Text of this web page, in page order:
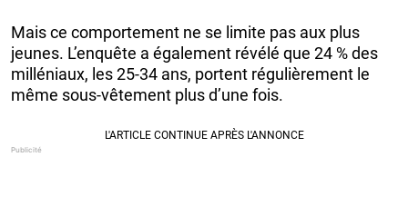
Mais ce comportement ne se limite pas aux plus
jeunes. L’enquête a également révélé que 24 % des
milléniaux, les 25-34 ans, portent régulièrement le
même sous-vêtement plus d’une fois.